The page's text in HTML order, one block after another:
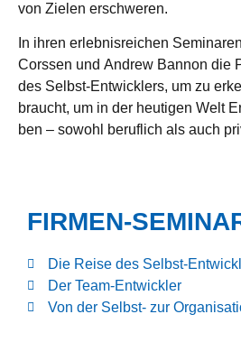
von Zie­len erschweren.
In ihren erleb­nis­rei­chen
Corssen und Andrew Bannon die
des Selbst-Ent­wick­lers, um zu
braucht, um in der heu­ti­gen Welt
ben – sowohl beruf­lich als auch
FIRMEN-
Die Reise des Selbst-
Der Team-Ent­wick­ler
Von der Selbst- zur